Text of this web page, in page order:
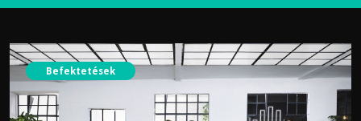
Befektetések